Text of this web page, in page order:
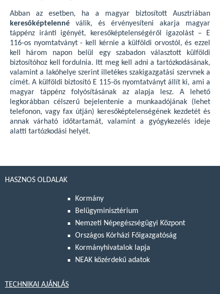
Abban az esetben, ha a magyar biztosított Ausztriában
keresőképtelenné válik, és érvényesíteni akarja magyar
táppénz iránti igényét, keresőképtelenségéről igazolást – E
116-os nyomtatványt - kell kérnie a külföldi orvostól, és ezzel
kell három napon belül egy szabadon választott külföldi
biztosítóhoz kell fordulnia. Itt meg kell adni a tartózkodásának,
valamint a lakóhelye szerint illetékes szakigazgatási szervnek a
címét. A külföldi biztosító E 115-ös nyomtatványt állít ki, ami a
magyar táppénz folyósításának az alapja lesz. A lehető
legkorábban célszerű bejelentenie a munkaadójának (lehet
telefonon, vagy fax útján) keresőképtelenségének kezdetét és
annak várható időtartamát, valamint a gyógykezelés ideje
alatti tartózkodási helyét.
HASZNOS OLDALAK
Kormány
Belügyminisztérium
Nemzeti Népegészségügyi Központ
Országos Kórházi Főigazgatóság
Kormányhivatalok lapja
NEAK közérdekű adatok
TECHNIKAI AJÁNLÁS